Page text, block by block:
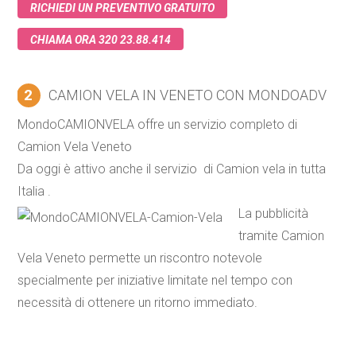
RICHIEDI UN PREVENTIVO GRATUITO
CHIAMA ORA 320 23.88.414
2 CAMION VELA IN VENETO CON MONDOADV
MondoCAMIONVELA offre un servizio completo di
Camion Vela Veneto
Da oggi è attivo anche il servizio di Camion vela in tutta
Italia .
La pubblicità
tramite Camion
Vela Veneto permette un riscontro notevole
specialmente per iniziative limitate nel tempo con
necessità di ottenere un ritorno immediato.